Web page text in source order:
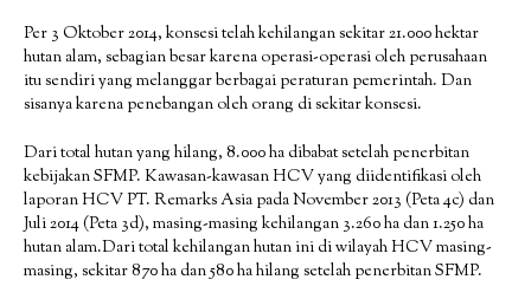
Per 3 Oktober 2014, konsesi telah kehilangan sekitar 21.000 hektar
hutan alam, sebagian besar karena operasi-operasi oleh perusahaan
itu sendiri yang melanggar berbagai peraturan pemerintah. Dan
sisanya karena penebangan oleh orang di sekitar konsesi.
Dari total hutan yang hilang, 8.000 ha dibabat setelah penerbitan
kebijakan SFMP. Kawasan-kawasan HCV yang diidentifikasi oleh
laporan HCV PT. Remarks Asia pada November 2013 (Peta 4c) dan
Juli 2014 (Peta 3d), masing-masing kehilangan 3.260 ha dan 1.250 ha
hutan alam.Dari total kehilangan hutan ini di wilayah HCV masing-
masing, sekitar 870 ha dan 580 ha hilang setelah penerbitan SFMP.